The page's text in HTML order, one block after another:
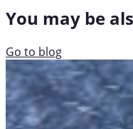
You may be
Go to blog